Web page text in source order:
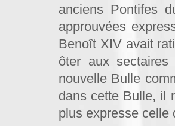
anciens Pontifes
approuvées
Benoît XIV avait
ôter aux
nouvelle Bulle
dans cette Bulle, il
plus expresse celle